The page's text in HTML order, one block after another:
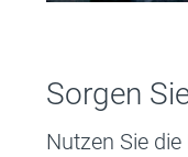
Sorgen
Nutzen Sie